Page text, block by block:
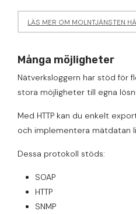
LÄS MER OM MOLNTJÄNSTEN
Många möjligheter
Nätverksloggern har stöd för
stora möjligheter till egna
Med HTTP kan du enkelt
och implementera mätdatan
Dessa protokoll stöds:
SOAP
HTTP
SNMP